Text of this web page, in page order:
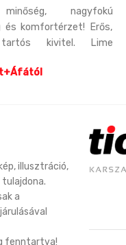
nagyfokú
és komfortérzet! Erős,
kivitel. Lime
illusztráció,
tulajdona.
a
fenntartva!